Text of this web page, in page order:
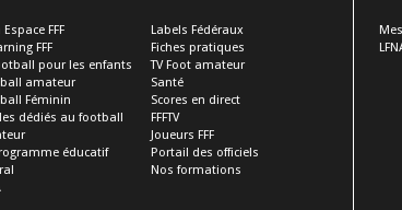
FFF
FFF
pour les enfants
amateur
Féminin
dédiés au football
éducatif
Labels Fédéraux
Fiches pratiques
TV Foot amateur
Santé
Scores en direct
FFFTV
Joueurs FFF
Portail des officiels
Nos formations